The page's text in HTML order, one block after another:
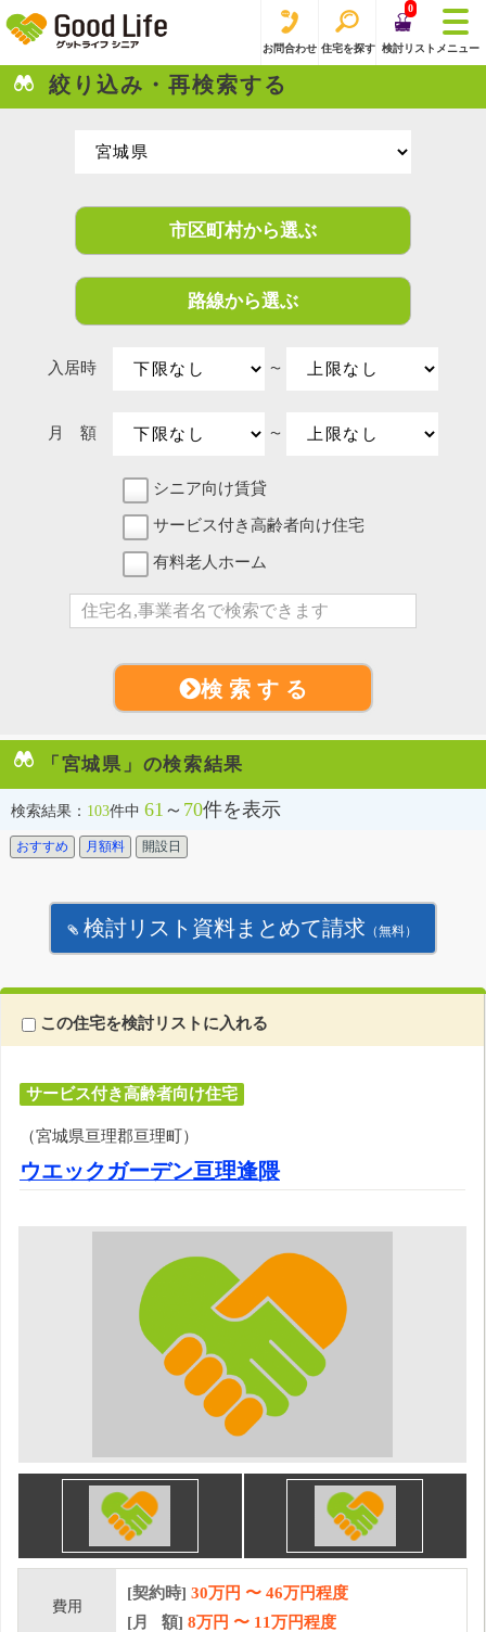
お問合わせ 住宅を探す
0
検討リスト メニュー
絞り込み・再検索する
市区町村から選ぶ
路線から選ぶ
入居時 〜
月 額 〜
シニア向け賃貸
サービス付き高齢者向け住宅
有料老人ホーム
検 索 す る
「宮城県」の検索結果
検索結果： 103件中 61 ～ 70件を表示
おすすめ 月額料 開設日
検討リスト資料まとめて請求 （無料）
この住宅を検討リストに入れる
サービス付き高齢者向け住宅
（宮城県亘理郡亘理町）
ウエックガーデン亘理逢隈
費用
[契約時] 30万円 〜 46万円程度
[月 額] 8万円 〜 11万円程度